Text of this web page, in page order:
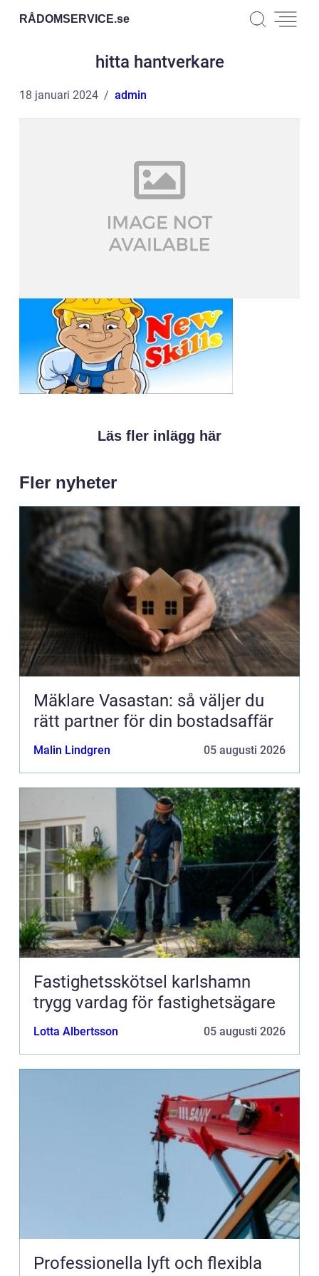
RÅDOMSERVICE.se
hitta hantverkare
18 januari 2024 admin
Läs fler inlägg här
Fler nyheter
Mäklare Vasastan: så väljer du
rätt partner för din bostadsaffär
Malin Lindgren 05 augusti 2026
Fastighetsskötsel karlshamn
trygg vardag för fastighetsägare
Lotta Albertsson 05 augusti 2026
Professionella lyft och flexibla